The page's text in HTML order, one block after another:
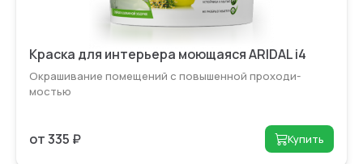
Краска для интерьера моющаяся ARIDAL i4
Окрашивание помещений с повышенной проходи­
мостью
от 335 ₽ Купить